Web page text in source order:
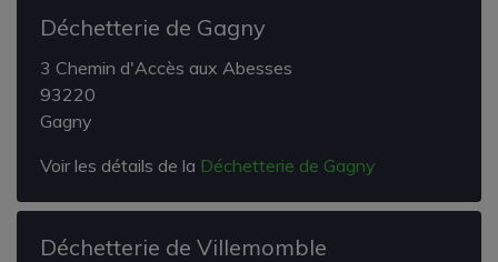
Déchetterie de Gagny
3 Chemin d'Accès aux Abesses
93220
Gagny
Voir les détails de la Déchetterie de Gagny
Déchetterie de Villemomble